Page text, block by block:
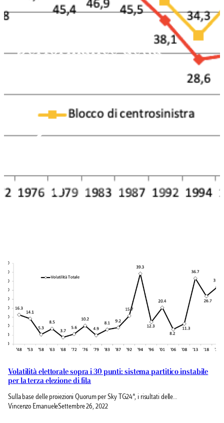
performance della
Volatilità elettorale sopra i 30 punti: sistema partitico instabile
per la terza elezione di fila
Sulla base delle proiezioni Quorum per Sky TG24*, i risultati delle…
Vincenzo EmanueleSettembre 26, 2022